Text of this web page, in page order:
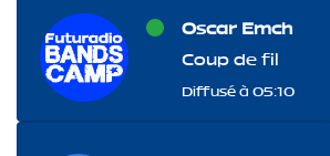
Oscar Emch
Coup de fil
Diffusé à 05:10